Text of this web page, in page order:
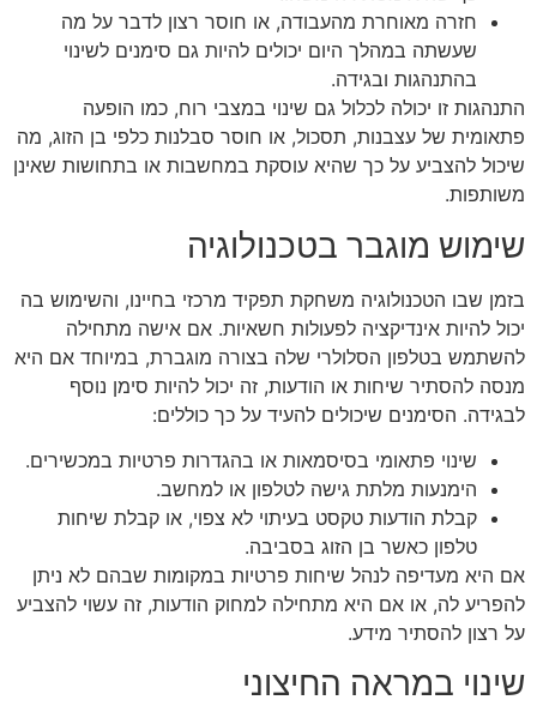
חזרה מאוחרת מהעבודה, או חוסר רצון לדבר על מה
שעשתה במהלך היום יכולים להיות גם סימנים לשינוי
בהתנהגות ובגידה.
התנהגות זו יכולה לכלול גם שינוי במצבי רוח, כמו הופעה
פתאומית של עצבנות, תסכול, או חוסר סבלנות כלפי בן הזוג, מה
שיכול להצביע על כך שהיא עוסקת במחשבות או בתחושות שאינן
משותפות.
שימוש מוגבר בטכנולוגיה
בזמן שבו הטכנולוגיה משחקת תפקיד מרכזי בחיינו, והשימוש בה
יכול להיות אינדיקציה לפעולות חשאיות. אם אישה מתחילה
להשתמש בטלפון הסלולרי שלה בצורה מוגברת, במיוחד אם היא
מנסה להסתיר שיחות או הודעות, זה יכול להיות סימן נוסף
לבגידה. הסימנים שיכולים להעיד על כך כוללים:
שינוי פתאומי בסיסמאות או בהגדרות פרטיות במכשירים.
הימנעות מלתת גישה לטלפון או למחשב.
קבלת הודעות טקסט בעיתוי לא צפוי, או קבלת שיחות
טלפון כאשר בן הזוג בסביבה.
אם היא מעדיפה לנהל שיחות פרטיות במקומות שבהם לא ניתן
להפריע לה, או אם היא מתחילה למחוק הודעות, זה עשוי להצביע
על רצון להסתיר מידע.
שינוי במראה החיצוני